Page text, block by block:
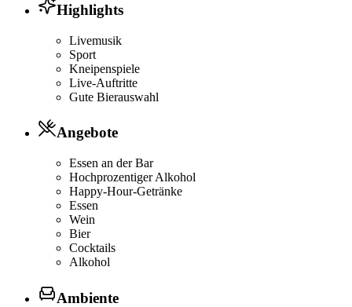
Highlights
Livemusik
Sport
Kneipenspiele
Live-Auftritte
Gute Bierauswahl
Angebote
Essen an der Bar
Hochprozentiger Alkohol
Happy-Hour-Getränke
Essen
Wein
Bier
Cocktails
Alkohol
Ambiente